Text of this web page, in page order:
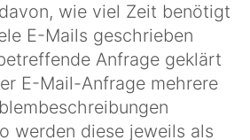
wie viel Zeit benötigt
E-Mails geschrieben
Anfrage geklärt
E-Mail-Anfrage mehrere
werden diese jeweils als